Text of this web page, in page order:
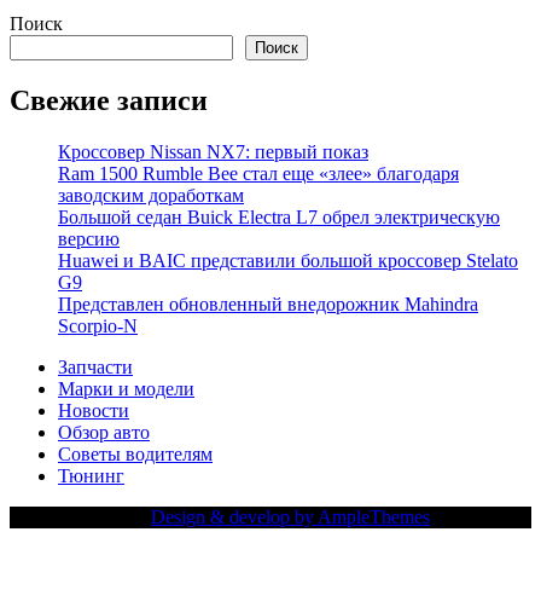
Поиск
Поиск
Свежие записи
Кроссовер Nissan NX7: первый показ
Ram 1500 Rumble Bee стал еще «злее» благодаря
заводским доработкам
Большой седан Buick Electra L7 обрел электрическую
версию
Huawei и BAIC представили большой кроссовер Stelato
G9
Представлен обновленный внедорожник Mahindra
Scorpio-N
Запчасти
Марки и модели
Новости
Обзор авто
Советы водителям
Тюнинг
Design & develop by AmpleThemes